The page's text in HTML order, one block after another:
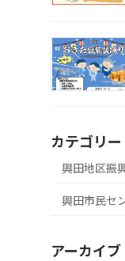
カテゴリー
興田地区振
興田市民セ
アーカイブ